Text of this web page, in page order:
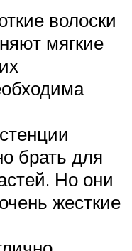
волоски
мягкие
брать для
Но они
жесткие